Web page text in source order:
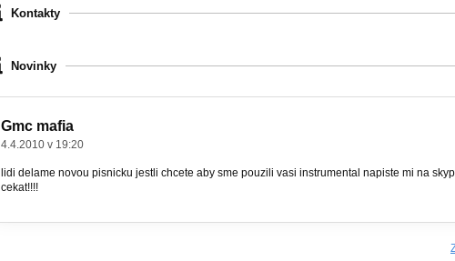
Kontakty
Novinky
Gmc mafia
4.4.2010 v 19:20
lidi delame novou pisnicku jestli chcete aby sme pouzili vasi instrumental napiste mi na
cekat!!!!